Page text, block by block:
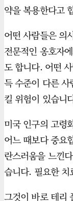
약을 복용한다고
어떤 사람들은 의
전문적인 옹호자
도 합니다. 어떤
득 수준이 다른 사
킬 위험이 있습니
미국 인구의 고령
어느 때보다 중요
란스러움을 느낀
습니다. 필요한
그것이 바로 테